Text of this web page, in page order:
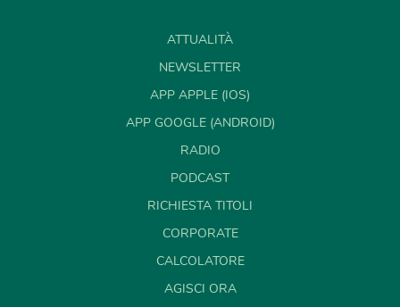
ATTUALITÀ
NEWSLETTER
APP APPLE (IOS)
APP GOOGLE (ANDROID)
RADIO
PODCAST
RICHIESTA TITOLI
CORPORATE
CALCOLATORE
AGISCI ORA